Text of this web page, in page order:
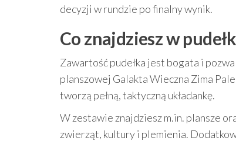
decyzji w rundzie po finalny wynik.
Co znajdziesz w
Zawartość pudełka jest bogata i
planszowej Galakta Wieczna Zima
tworzą pełną, taktyczną układankę.
W zestawie znajdziesz m.in. plansze
zwierząt, kultury i plemienia.